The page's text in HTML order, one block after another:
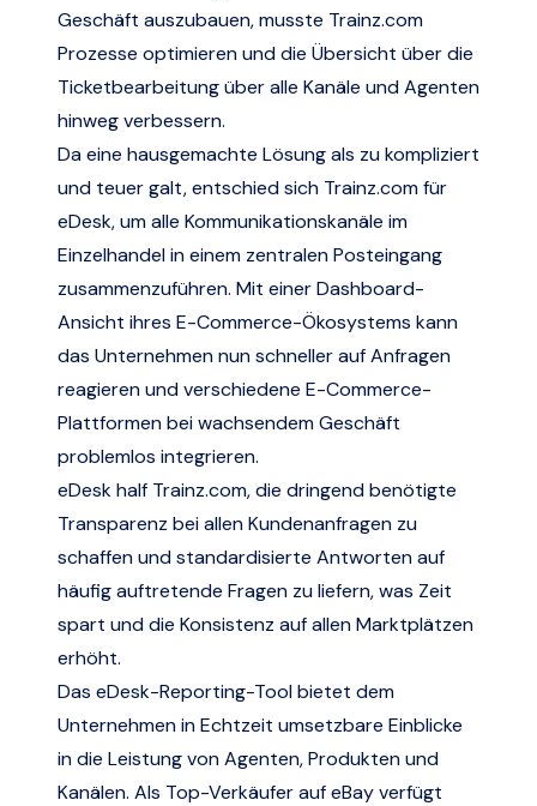
Geschäft auszubauen, musste Trainz.com
Prozesse optimieren und die Übersicht über die
Ticketbearbeitung über alle Kanäle und Agenten
hinweg verbessern.
Da eine hausgemachte Lösung als zu kompliziert
und teuer galt, entschied sich Trainz.comfür
eDesk, um alle Kommunikationskanäle im
Einzelhandel in einem zentralen Posteingang
zusammenzuführen. Mit einer Dashboard-
Ansicht ihres E-Commerce-Ökosystems kann
das Unternehmen nun schneller auf Anfragen
reagieren und verschiedene E-Commerce-
Plattformen bei wachsendem Geschäft
problemlos integrieren.
eDesk half Trainz.com, die dringend benötigte
Transparenz bei allen Kundenanfragen zu
schaffen und standardisierte Antworten auf
häufig auftretende Fragen zu liefern, was Zeit
spart und die Konsistenz auf allen Marktplätzen
erhöht.
Das eDesk-Reporting-Tool bietet dem
Unternehmen in Echtzeit umsetzbare Einblicke
in die Leistung von Agenten, Produkten und
Kanälen. Als Top-Verkäufer auf eBay verfügt